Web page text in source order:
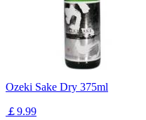
Ozeki Sake Dry 375ml
￡9.99